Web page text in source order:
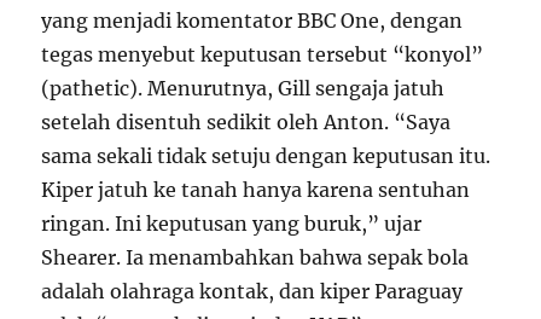
yang menjadi komentator BBC One, dengan
tegas menyebut keputusan tersebut “konyol”
(pathetic). Menurutnya, Gill sengaja jatuh
setelah disentuh sedikit oleh Anton. “Saya
sama sekali tidak setuju dengan keputusan itu.
Kiper jatuh ke tanah hanya karena sentuhan
ringan. Ini keputusan yang buruk,” ujar
Shearer. Ia menambahkan bahwa sepak bola
adalah olahraga kontak, dan kiper Paraguay